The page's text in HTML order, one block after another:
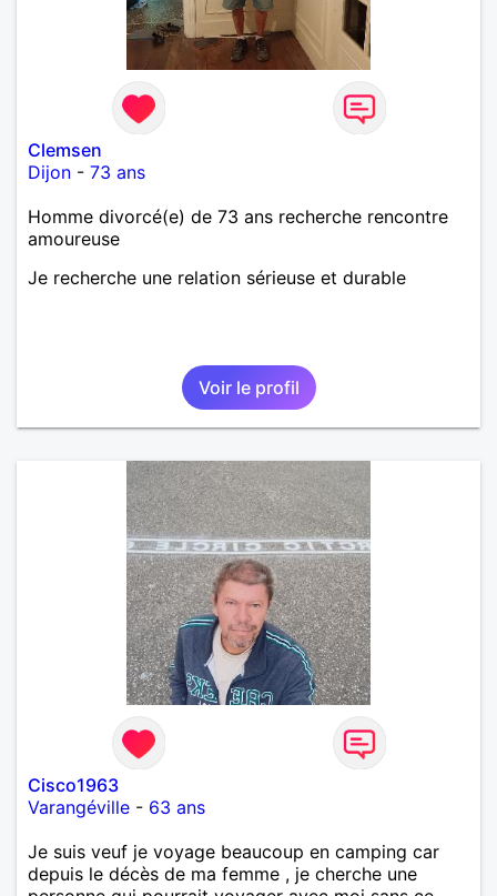
Clemsen
Dijon - 73 ans
Homme divorcé(e) de 73 ans recherche rencontre
amoureuse
Je recherche une relation sérieuse et durable
Voir le profil
Cisco1963
Varangéville - 63 ans
Je suis veuf je voyage beaucoup en camping car
depuis le décès de ma femme , je cherche une